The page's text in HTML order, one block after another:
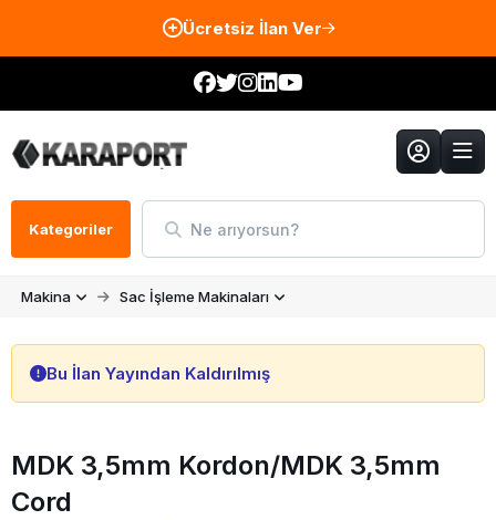
Ücretsiz İlan Ver
Kategoriler Ne arıyorsun?
Makina Sac İşleme Makinaları
Bu İlan Yayından Kaldırılmış
MDK 3,5mm Kordon/MDK 3,5mm
Cord